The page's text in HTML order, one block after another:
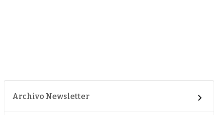
Archivo Newsletter